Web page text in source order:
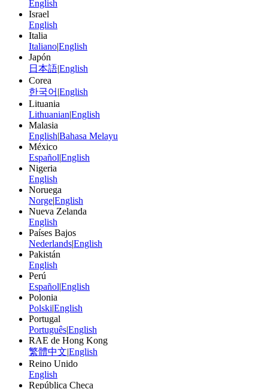
English
Israel
English
Italia
Italiano|English
Japón
日本語|English
Corea
한국어 |English
Lituania
Lithuanian|English
Malasia
English|Bahasa Melayu
México
Español|English
Nigeria
English
Noruega
Norge|English
Nueva Zelanda
English
Países Bajos
Nederlands|English
Pakistán
English
Perú
Español|English
Polonia
Polski|English
Portugal
Português|English
RAE de Hong Kong
繁體中文|English
Reino Unido
English
República Checa